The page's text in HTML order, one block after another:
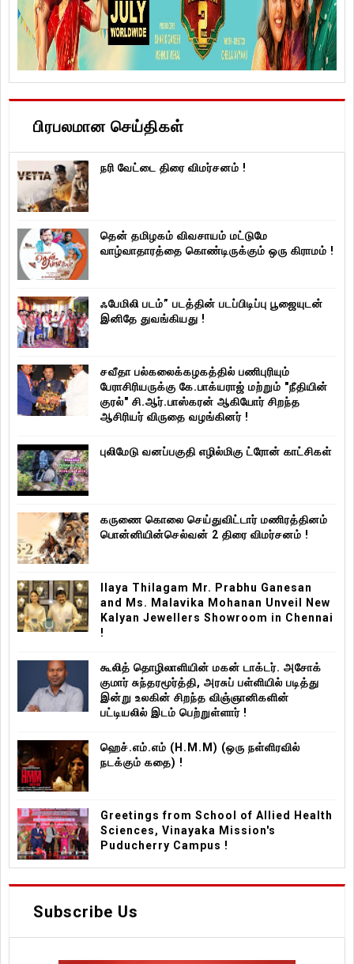
பிரபலமான செய்திகள்
நரி வேட்டை திரை விமர்சனம் !
தென் தமிழகம் விவசாயம் மட்டுமே
வாழ்வாதாரத்தை கொண்டிருக்கும் ஒரு கிராமம் !
ஃபேமிலி படம்” படத்தின் படப்பிடிப்பு பூஜையுடன்
இனிதே துவங்கியது !
சவீதா பல்கலைக்கழகத்தில் பணிபுரியும்
பேராசிரியருக்கு கே.பாக்யராஜ் மற்றும் "நீதியின்
குரல்" சி.ஆர்.பாஸ்கரன் ஆகியோர் சிறந்த
ஆசிரியர் விருதை வழங்கினர் !
புலிமேடு வனப்பகுதி எழில்மிகு ட்ரோன் காட்சிகள்
கருணை கொலை செய்துவிட்டார் மணிரத்தினம்
பொன்னியின்செல்வன் 2 திரை விமர்சனம் !
Ilaya Thilagam Mr. Prabhu Ganesan
and Ms. Malavika Mohanan Unveil New
Kalyan Jewellers Showroom in Chennai
!
கூலித் தொழிலாளியின் மகன் டாக்டர். அசோக்
குமார் சுந்தரமூர்த்தி, அரசுப் பள்ளியில் படித்து
இன்று உலகின் சிறந்த விஞ்ஞானிகளின்
பட்டியலில் இடம் பெற்றுள்ளார் !
ஹெச்.எம்.எம் (H.M.M) (ஒரு நள்ளிரவில்
நடக்கும் கதை) !
Greetings from School of Allied Health
Sciences, Vinayaka Mission's
Puducherry Campus !
Subscribe Us